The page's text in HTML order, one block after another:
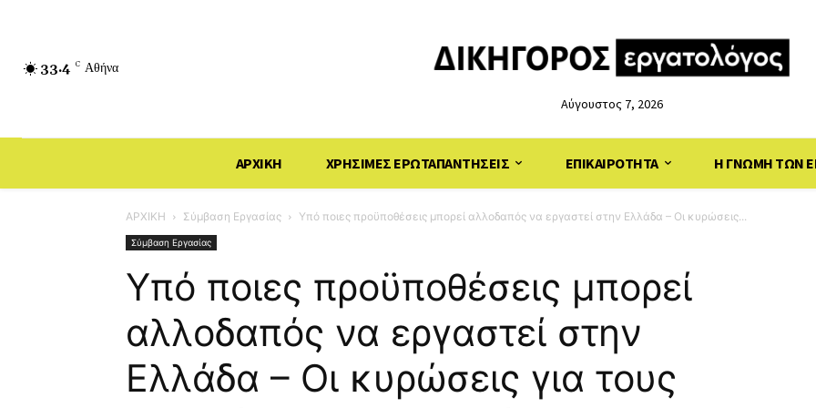
33.4 C Αθήνα
Αύγουστος 7, 2026
ΑΡΧΙΚΗ ΧΡΗΣΙΜΕΣ ΕΡΩΤΑΠΑΝΤΗΣΕΙΣ ΕΠΙΚΑΙΡΟΤΗΤΑ Η ΓΝΩΜΗ ΤΩΝ
ΑΡΧΙΚΗ Σύμβαση Εργασίας Υπό ποιες προϋποθέσεις μπορεί αλλοδαπός να εργαστεί στην Ελλάδα – Οι κυρώσεις...
Σύμβαση Εργασίας
Υπό ποιες προϋποθέσεις μπορεί
αλλοδαπός να εργαστεί στην
Ελλάδα – Οι κυρώσεις για τους